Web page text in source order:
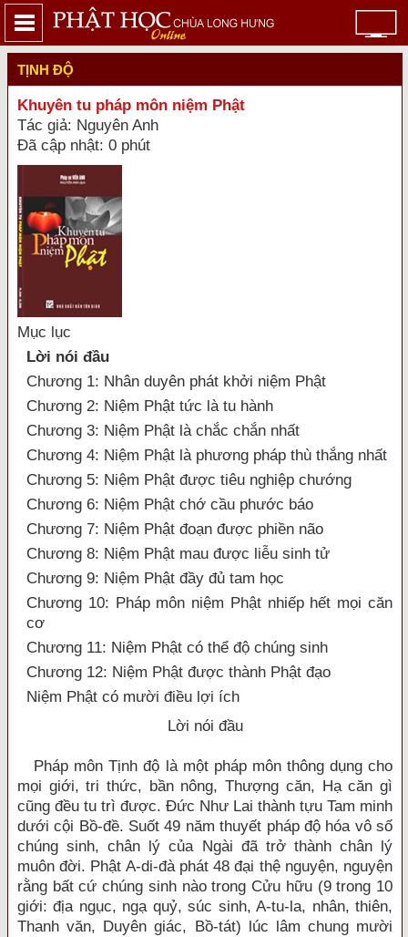
TỊNH ĐỘ
Khuyên tu pháp môn niệm Phật
Tác giả: Nguyên Anh
Đã cập nhật: 0 phút
Mục lục
Lời nói đầu
Chương 1: Nhân duyên phát khởi niệm Phật
Chương 2: Niệm Phật tức là tu hành
Chương 3: Niệm Phật là chắc chắn nhất
Chương 4: Niệm Phật là phương pháp thù thắng nhất
Chương 5: Niệm Phật được tiêu nghiệp chướng
Chương 6: Niệm Phật chớ cầu phước báo
Chương 7: Niệm Phật đoạn được phiền não
Chương 8: Niệm Phật mau được liễu sinh tử
Chương 9: Niệm Phật đầy đủ tam học
Chương 10: Pháp môn niệm Phật nhiếp hết mọi căn
cơ
Chương 11: Niệm Phật có thể độ chúng sinh
Chương 12: Niệm Phật được thành Phật đạo
Niệm Phật có mười điều lợi ích
Lời nói đầu
Pháp môn Tịnh độ là một pháp môn thông dụng cho
mọi giới, tri thức, bần nông, Thượng căn, Hạ căn gì
cũng đều tu trì được. Đức Như Lai thành tựu Tam minh
dưới cội Bồ-đề. Suốt 49 năm thuyết pháp độ hóa vô số
chúng sinh, chân lý của Ngài đã trở thành chân lý
muôn đời. Phật A-di-đà phát 48 đại thệ nguyện, nguyện
rằng bất cứ chúng sinh nào trong Cửu hữu (9 trong 10
giới: địa ngục, ngạ quỷ, súc sinh, A-tu-la, nhân, thiên,
Thanh văn, Duyên giác, Bồ-tát) lúc lâm chung mười